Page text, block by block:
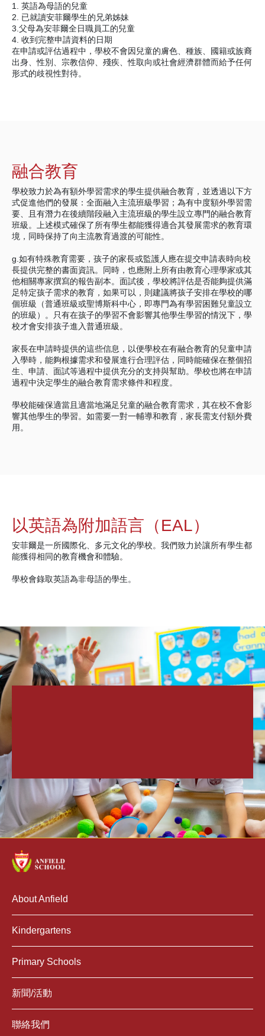
1. 英語為母語的兒童
2. 已就讀安菲爾學生的兄弟姊妹
3.父母為安菲爾全日職員工的兒童
4. 收到完整申請資料的日期
在申請或評估過程中，學校不會因兒童的膚色、種族、國籍或族裔
出身、性別、宗教信仰、殘疾、性取向或社會經濟群體而給予任何
形式的歧視性對待。
融合教育
學校致力於為有額外學習需求的學生提供融合教育，並透過以下方
式促進他們的發展：全面融入主流班級學習；為有中度額外學習需
要、且有潛力在後續階段融入主流班級的學生設立專門的融合教育
班級。上述模式確保了所有學生都能獲得適合其發展需求的教育環
境，同時保持了向主流教育過渡的可能性。
g.如有特殊教育需要，孩子的家長或監護人應在提交申請表時向校
長提供完整的書面資訊。同時，也應附上所有由教育心理學家或其
他相關專家撰寫的報告副本。面試後，學校將評估是否能夠提供滿
足特定孩子需求的教育，如果可以，則建議將孩子安排在學校的哪
個班級（普通班級或聖博斯科中心，即專門為有學習困難兒童設立
的班級）。只有在孩子的學習不會影響其他學生學習的情況下，學
校才會安排孩子進入普通班級。
家長在申請時提供的這些信息，以便學校在有融合教育的兒童申請
入學時，能夠根據需求和發展進行合理評估，同時能確保在整個招
生、申請、面試等過程中提供充分的支持與幫助。學校也將在申請
過程中決定學生的融合教育需求條件和程度。
學校能確保適當且適當地滿足兒童的融合教育需求，其在校不會影
響其他學生的學習。如需要一對一輔導和教育，家長需支付額外費
用。
以英語為附加語言（EAL）
安菲爾是一所國際化、多元文化的學校。我們致力於讓所有學生都
能獲得相同的教育機會和體驗。
學校會錄取英語為非母語的學生。
About Anfield
Kindergartens
Primary Schools
新聞/活動
聯絡我們